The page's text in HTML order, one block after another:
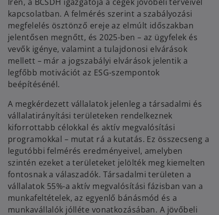
kapcsolatban. A felmérés szerint a szabályozási
megfelelés ösztönző ereje az elmúlt időszakban
jelentősen megnőtt, és 2025-ben – az ügyfelek és
vevők igénye, valamint a tulajdonosi elvárások
mellett – már a jogszabályi elvárások jelentik a
legfőbb motivációt az ESG-szempontok
beépítésénél.
A megkérdezett vállalatok jelenleg a társadalmi és
vállalatirányítási területeken rendelkeznek
kiforrottabb célokkal és aktív megvalósítási
programokkal – mutat rá a kutatás. Ez összecseng a
legutóbbi felmérés eredményeivel, amelyben
szintén ezeket a területeket jelölték meg kiemelten
fontosnak a válaszadók. Társadalmi területen a
vállalatok 55%-a aktív megvalósítási fázisban van a
munkafeltételek, az egyenlő bánásmód és a
munkavállalók jólléte vonatkozásában. A jövőbeli